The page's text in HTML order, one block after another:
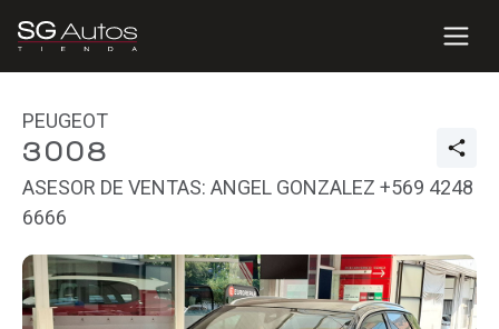
PEUGEOT
3008
ASESOR DE VENTAS: ANGEL GONZALEZ +569 4248
6666